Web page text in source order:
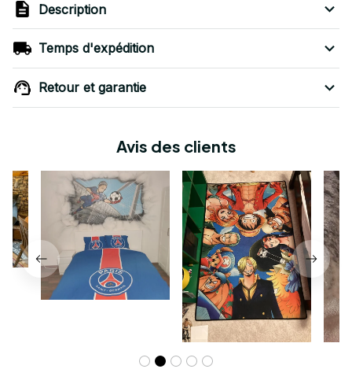
Description
Temps d'expédition
Retour et garantie
Avis des clients